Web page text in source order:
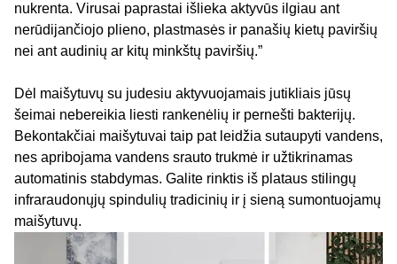
nukrenta. Virusai paprastai išlieka aktyvūs ilgiau ant
nerūdijančiojo plieno, plastmasės ir panašių kietų paviršių
nei ant audinių ar kitų minkštų paviršių.”
Dėl maišytuvų su judesiu aktyvuojamais jutikliais jūsų
šeimai nebereikia liesti rankenėlių ir pernešti bakterijų.
Bekontakčiai maišytuvai taip pat leidžia sutaupyti vandens,
nes apribojama vandens srauto trukmė ir užtikrinamas
automatinis stabdymas. Galite rinktis iš plataus stilingų
infraraudonųjų spindulių tradicinių ir į sieną sumontuojamų
maišytuvų.